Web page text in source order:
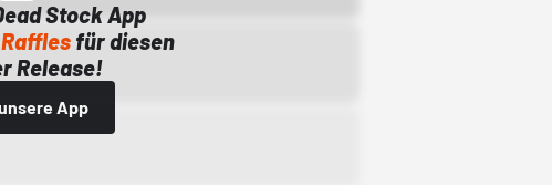
Stock App
Raffles für diesen
Release!
App